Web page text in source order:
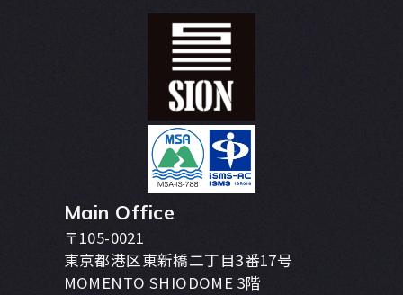
Main Office
〒105-0021
東京都港区東新橋二丁目3番17号
MOMENTO SHIODOME 3階